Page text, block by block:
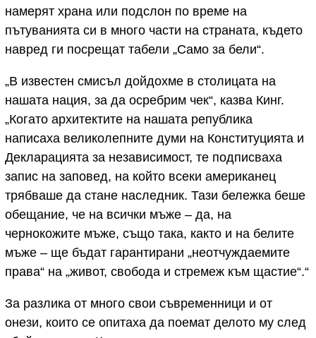
намерят храна или подслон по време на
пътуванията си в много части на страната, където
навред ги посрещат табели „Само за бели“.
„В известен смисъл дойдохме в столицата на
нашата нация, за да осребрим чек“, казва Кинг.
„Когато архитектите на нашата република
написаха великолепните думи на Конституцията и
Декларацията за независимост, те подписваха
запис на заповед, на който всеки американец
трябваше да стане наследник. Тази бележка беше
обещание, че на всички мъже – да, на
чернокожите мъже, също така, както и на белите
мъже – ще бъдат гарантирани „неотчуждаемите
права“ на „живот, свобода и стремеж към щастие“.“
За разлика от много свои съвременници и от
онези, които се опитаха да поемат делото му след